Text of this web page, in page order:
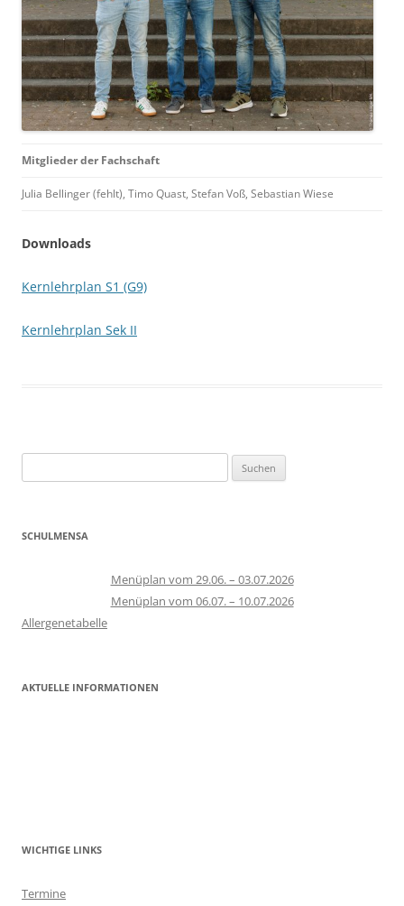
Mitglieder der Fachschaft
Julia Bellinger (fehlt), Timo Quast, Stefan Voß, Sebastian Wiese
Downloads
Kernlehrplan S1 (G9)
Kernlehrplan Sek II
nach:
SCHULMENSA
Menüplan vom 29.06. – 03.07.2026
Menüplan vom 06.07. – 10.07.2026
Allergenetabelle
AKTUELLE INFORMATIONEN
WICHTIGE LINKS
Termine